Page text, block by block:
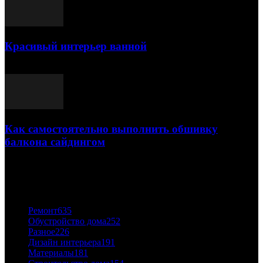
Красивый интерьер ванной
Как самостоятельно выполнить обшивку
балкона сайдингом
Ремонт635
Обустройство дома252
Разное226
Дизайн интерьера191
Материалы181